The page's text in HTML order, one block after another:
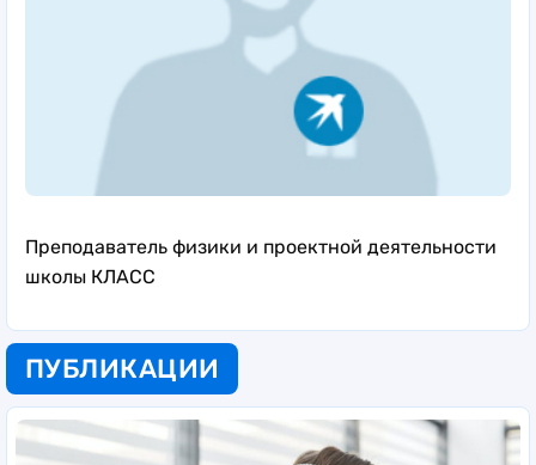
Преподаватель физики и проектной деятельности
школы КЛАСС
ПУБЛИКАЦИИ